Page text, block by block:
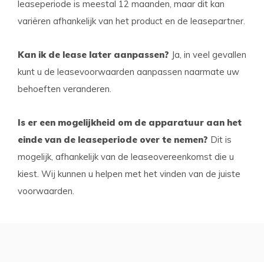
leaseperiode is meestal 12 maanden, maar dit kan
variëren afhankelijk van het product en de leasepartner.
Kan ik de lease later aanpassen? Ja, in veel gevallen
kunt u de leasevoorwaarden aanpassen naarmate uw
behoeften veranderen.
Is er een mogelijkheid om de apparatuur aan het
einde van de leaseperiode over te nemen? Dit is
mogelijk, afhankelijk van de leaseovereenkomst die u
kiest. Wij kunnen u helpen met het vinden van de juiste
voorwaarden.